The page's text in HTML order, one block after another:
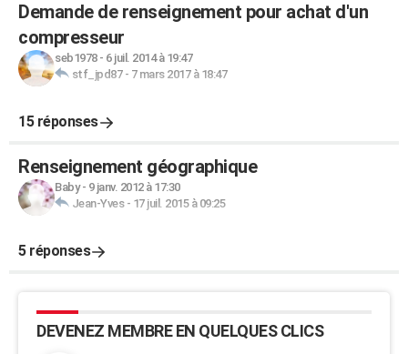
Demande de renseignement pour achat d'un
compresseur
seb1978- 6 juil. 2014 à 19:47
stf_jpd87- 7 mars 2017 à 18:47
15 réponses
Renseignement géographique
Baby- 9 janv. 2012 à 17:30
Jean-Yves- 17 juil. 2015 à 09:25
5 réponses
DEVENEZ MEMBRE EN QUELQUES CLICS